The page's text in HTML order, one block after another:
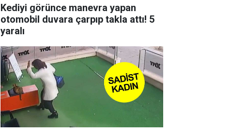
Kediyi görünce manevra yapan
otomobil duvara çarpıp takla attı! 5
yaralı